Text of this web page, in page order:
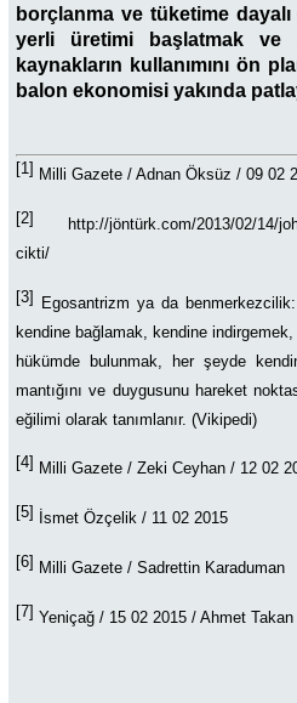
borçlanma ve tüketime
yerli üretimi başlatmak ve
kaynakların kullanımını ön
balon ekonomisi yakında
[1] Milli Gazete / Adnan Öksüz / 09 02
[2]
http://jöntürk.com/2013/02/14/
cikti/
[3] Egosantrizm ya da
kendine bağlamak, kendine
hükümde bulunmak, her şeyde
mantığını ve duygusunu hareket
eğilimi olarak tanımlanır. (Vikipedi)
[4] Milli Gazete / Zeki Ceyhan / 12 02
[5] İsmet Özçelik / 11 02 2015
[6] Milli Gazete / Sadrettin Karaduman
[7] Yeniçağ / 15 02 2015 / Ahmet Takan